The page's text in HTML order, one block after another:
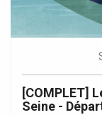
[COMPLET]
Seine -